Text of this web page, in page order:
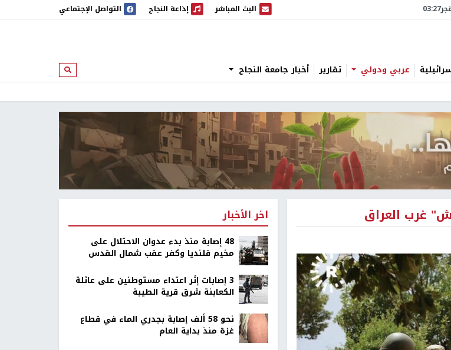
03:27 البث المباشر
البث المباشر إذاعة النجاح
إذاعة النجاح التواصل الإجتماعي
عربي ودولي تقارير أخبار جامعة النجاح ابحث
غرب العراق اخر الأخبار
48 إصابة منذ بدء عدوان الاحتلال على
مخيم قلنديا وكفر عقب شمال القدس
‏3 إصابات إثر اعتداء مستوطنين على عائلة
الكعابنة شرق قرية الطيبة
نحو 58 ألف إصابة بجدري الماء في قطاع
غزة منذ بداية العام